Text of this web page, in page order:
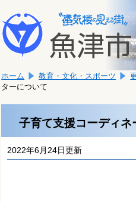
文
へ
移
ま
す。
こ
か
文
で
す。
ホーム 教育・文化・スポーツ
ターについて
子育て支援コーディネ
2022年6月24日更新